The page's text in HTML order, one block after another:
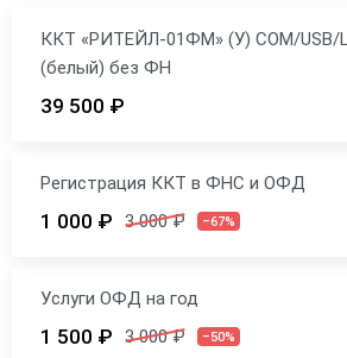
ККТ «РИТЕЙЛ-01ФМ» (У) COM/USB/
(белый) без ФН
39 500 ₽
Регистрация ККТ в ФНС и ОФД
1 000 ₽ 3 000 ₽ –67%
Услуги ОФД на год
1 500 ₽ 3 000 ₽ –50%